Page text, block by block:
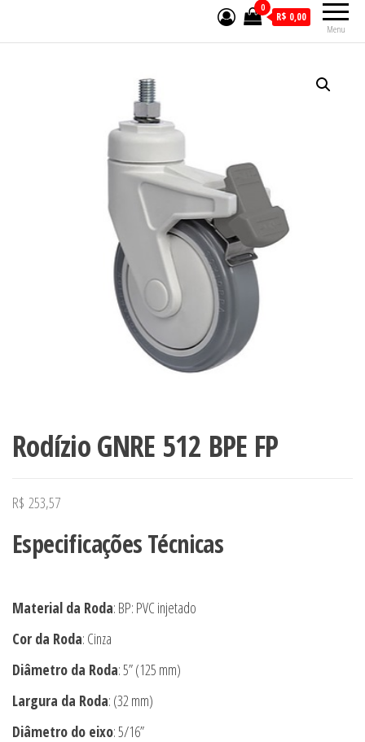
Menu
0
R$ 0,00
Rodízio GNRE 512 BPE FP
R$ 253,57
Especificações Técnicas
Material da Roda: BP: PVC injetado
Cor da Roda: Cinza
Diâmetro da Roda: 5” (125 mm)
Largura da Roda: (32 mm)
Diâmetro do eixo: 5/16”